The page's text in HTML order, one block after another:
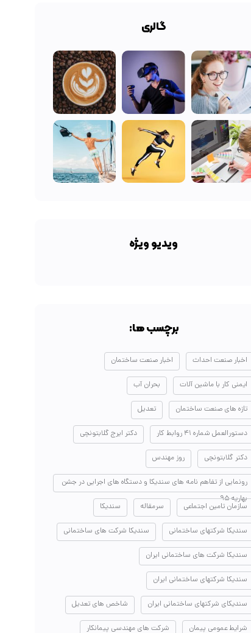
گالری
ویدیو ویژه
برچسب ها:
اخبار صنعت احداث اخبار صنعت ساختمان
ایمنی کار با ماشین آلات بحران آب
تازه های صنعت ساختمان تعدیل
دستورالعمل شماره ۴۱ روابط کار دکتر ایرج گلابتونچی
دکتر گلابتونچی روز مهندس
رونمایی از تفاهم نامه های سندیکا و دستگاه های اجرایی در جشن
بهاریه ۹۵
سازمان تامین اجتماعی سرمقاله سندیکا
سندیکا شرکتهای ساختمانی سندیکا شرکت های ساختمانی
سندیکا شرکت های ساختمانی ایران
سندیکا شرکتهای ساختمانی ایران
سندیکای شرکتهای ساختمانی ایران شاخص های تعدیل
شرایط عمومی پیمان شرکت های مهندسی پیمانکار